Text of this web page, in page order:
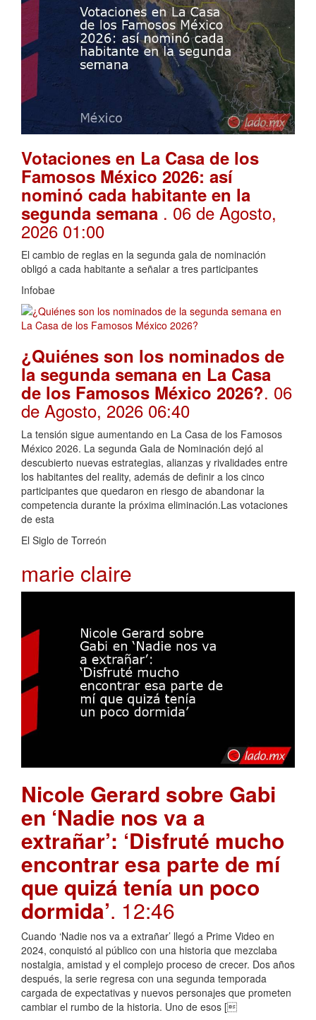
Votaciones en La Casa de los
Famosos México 2026: así
nominó cada habitante en la
segunda semana . 06 de Agosto,
2026 01:00
El cambio de reglas en la segunda gala de nominación
obligó a cada habitante a señalar a tres participantes
Infobae
¿Quiénes son los nominados de
la segunda semana en La Casa
de los Famosos México 2026?. 06
de Agosto, 2026 06:40
La tensión sigue aumentando en La Casa de los Famosos
México 2026. La segunda Gala de Nominación dejó al
descubierto nuevas estrategias, alianzas y rivalidades entre
los habitantes del reality, además de definir a los cinco
participantes que quedaron en riesgo de abandonar la
competencia durante la próxima eliminación.Las votaciones
de esta
El Siglo de Torreón
marie claire
Nicole Gerard sobre Gabi
en ‘Nadie nos va a
extrañar’: ‘Disfruté mucho
encontrar esa parte de mí
que quizá tenía un poco
dormida’. 12:46
Cuando ‘Nadie nos va a extrañar’ llegó a Prime Video en
2024, conquistó al público con una historia que mezclaba
nostalgia, amistad y el complejo proceso de crecer. Dos años
después, la serie regresa con una segunda temporada
cargada de expectativas y nuevos personajes que prometen
cambiar el rumbo de la historia. Uno de esos [